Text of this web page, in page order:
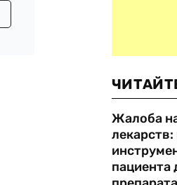
Жалоба
лекарств:
пациента